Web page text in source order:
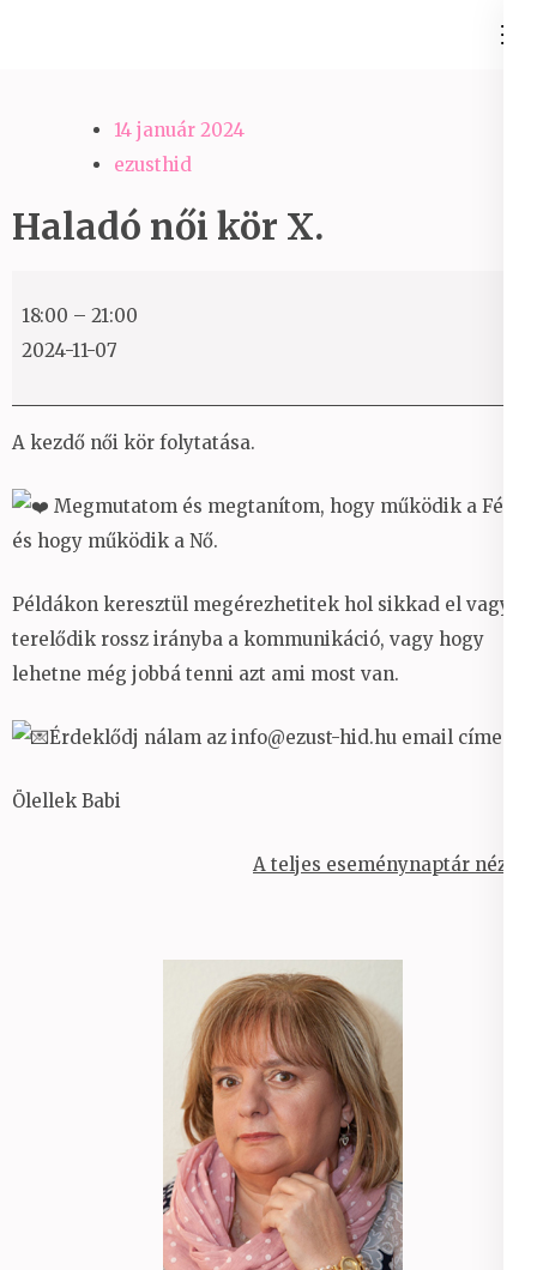
14 január 2024
ezusthid
Haladó női kör X.
női
kör
18:00 – 21:00
2024-11-07
A kezdő női kör folytatása.
Megmutatom és megtanítom, hogy működik a Férfi
és hogy működik a Nő.
Példákon keresztül megérezhetitek hol sikkad el vagy
terelődik rossz irányba a kommunikáció, vagy hogy
lehetne még jobbá tenni azt ami most van.
Érdeklődj nálam az info@ezust-hid.hu email címen.
Ölellek Babi
A teljes eseménynaptár nézet